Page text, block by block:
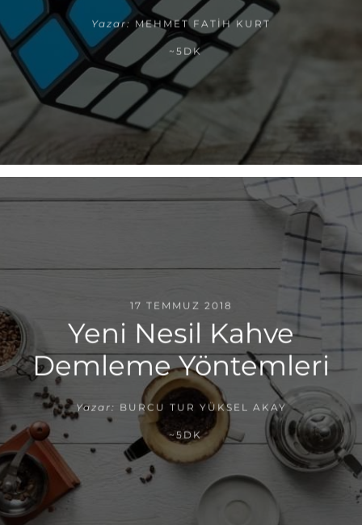
Yazar: MEHMET FATIH KURT
~5DK
17 TEMMUZ 2018
Yeni Nesil Kahve
Demleme Yöntemleri
Yazar: BURCU TUR YÜKSEL AKAY
~5DK